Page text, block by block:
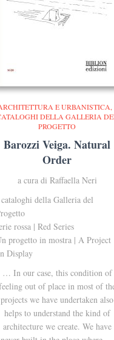
E URBANISTICA
DELLA GALLERIA
PROGETTO
Barozzi Veiga. Natural
Order
a cura di Raffaella Neri
della Galleria del
rossa | Red Series
progetto in mostra | A Project
Display
… In our case, this condition of
out of place in most of
projects we have undertaken also
helps to understand the kind of
architecture we create. We have